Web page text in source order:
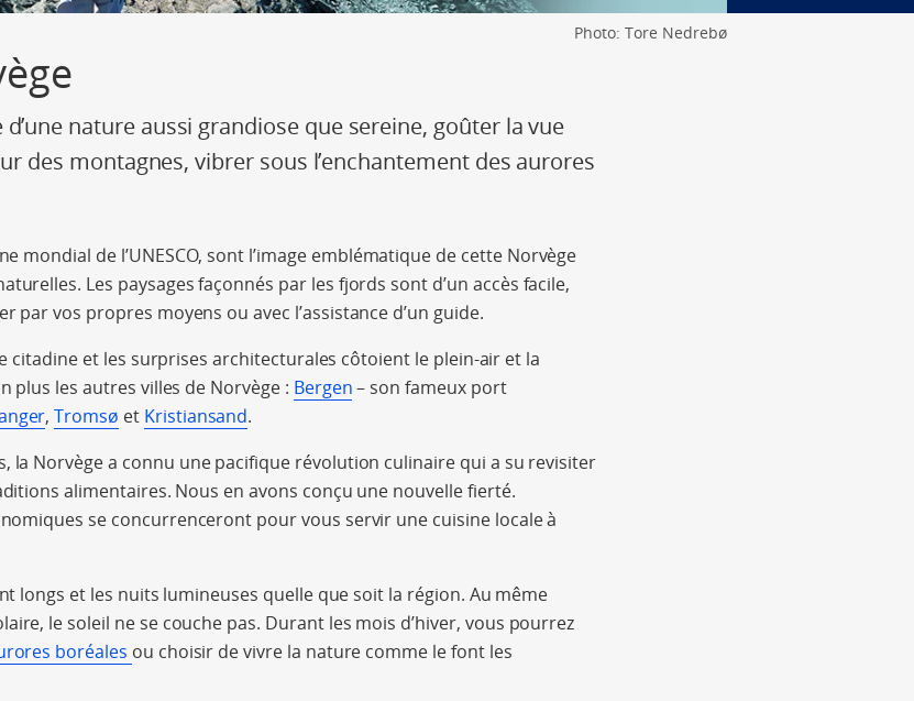
Photo: Tore Nedrebø
nature aussi grandiose que sereine, goûter la vue
des montagnes, vibrer sous l’enchantement des aurores
mondial de l’UNESCO, sont l’image emblématique de cette Norvège
Les paysages façonnés par les fjords sont d’un accès facile,
par vos propres moyens ou avec l’assistance d’un guide.
citadine et les surprises architecturales côtoient le plein-air et la
plus les autres villes de Norvège : Bergen– son fameux port
,Tromsø et Kristiansand.
la Norvège a connu une pacifique révolution culinaire qui a su revisiter
alimentaires. Nous en avons conçu une nouvelle fierté.
se concurrenceront pour vous servir une cuisine locale à
longs et les nuits lumineuses quelle que soit la région. Au même
le soleil ne se couche pas. Durant les mois d’hiver, vous pourrez
boréales ou choisir de vivre la nature comme le font les